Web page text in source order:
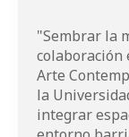
"Sembrar la
colaboración
Arte
la
integrar